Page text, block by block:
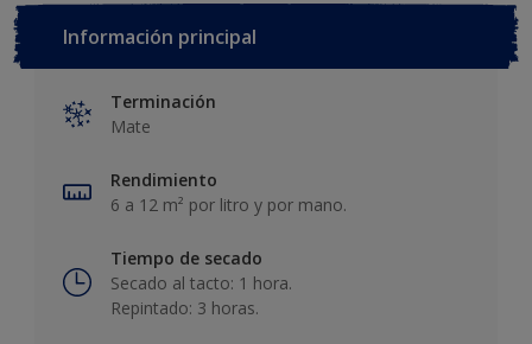
Información principal
Terminación
Mate
Rendimiento
6 a 12 m² por litro y por mano.
Tiempo de secado
Secado al tacto: 1 hora.
Repintado: 3 horas.